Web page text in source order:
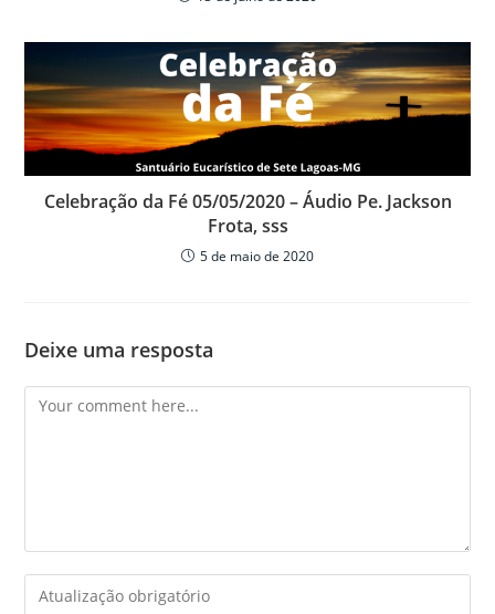
Celebração da Fé 05/05/2020 – Áudio Pe. Jackson
Frota, sss
5 de maio de 2020
Deixe uma resposta
Comment
Enter